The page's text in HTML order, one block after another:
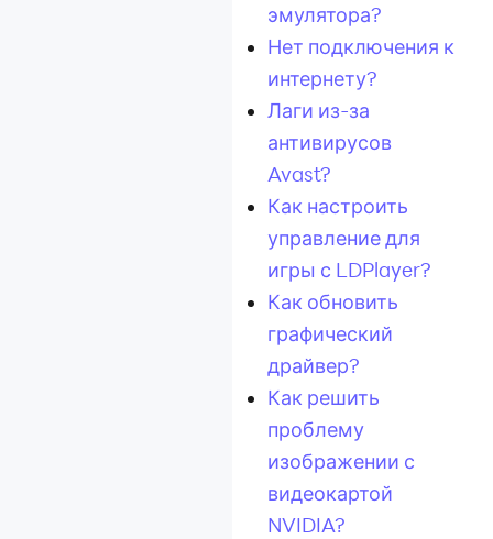
эмулятора?
Нет подключения к
интернету?
Лаги из-за
антивирусов
Avast?
Как настроить
управление для
игры с LDPlayer?
Как обновить
графический
драйвер?
Как решить
проблему
изображении с
видеокартой
NVIDIA?